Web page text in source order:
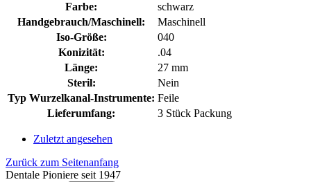
Farbe:
schwarz
Handgebrauch/Maschinell:
Maschinell
Iso-Größe:
040
Konizität:
.04
Länge:
27 mm
Steril:
Nein
Typ Wurzelkanal-Instrumente: Feile
Lieferumfang:
3 Stück Packung
Zuletzt angesehen
Zurück zum Seitenanfang
Dentale Pioniere seit 1947